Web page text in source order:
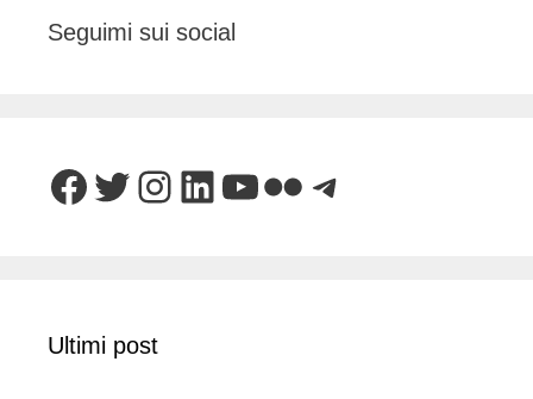
Seguimi sui social
Facebook
Twitter
Instagram
LinkedIn
YouTube
FlickrTelegram
Ultimi post